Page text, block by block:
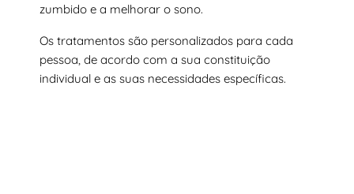
zumbido e a melhorar o sono.
Os tratamentos são personalizados para cada
pessoa, de acordo com a sua constituição
individual e as suas necessidades específicas.